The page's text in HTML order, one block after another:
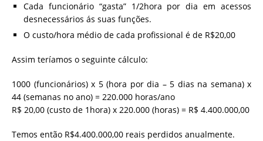
Cada funcionário “gasta” 1/2hora por dia em acessos
desnecessários ás suas funções.
O custo/hora médio de cada profissional é de R$20,00
Assim teríamos o seguinte cálculo:
1000 (funcionários) x 5 (hora por dia – 5 dias na semana) x
44 (semanas no ano) = 220.000 horas/ano
R$ 20,00 (custo de 1hora) x 220.000 (horas) = R$ 4.400.000,00
Temos então R$4.400.000,00 reais perdidos anualmente.